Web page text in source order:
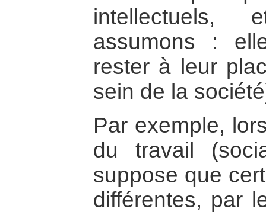
intellectuels,
assumons :
rester à leur
sein de la
Par exemple,
du travail
suppose que
différentes, par